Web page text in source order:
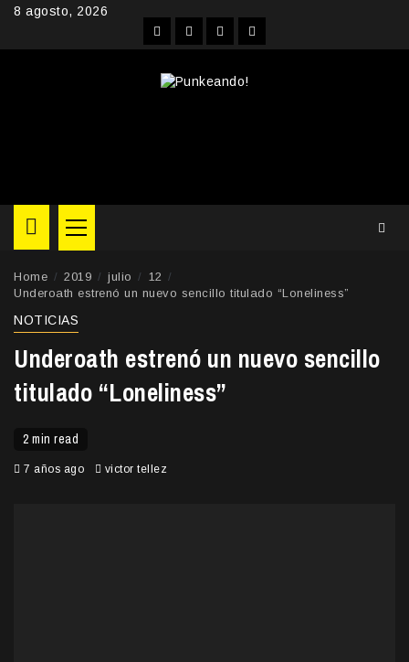
Skip8 agosto, 2026
FacebookInstagram
YouTubeTwitter
Primary
Menu
Home 2019 julio
12
Underoath estrenó un nuevo sencillo titulado “Loneliness”
NOTICIAS
Underoath estrenó un nuevo sencillo
titulado “Loneliness”
2 min read
7 años ago victor tellez